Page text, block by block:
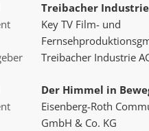
Treibacher Industrie
Key TV Film- und
Treibacher Industrie
Der Himmel in
Eisenberg-Roth
GmbH & Co. KG